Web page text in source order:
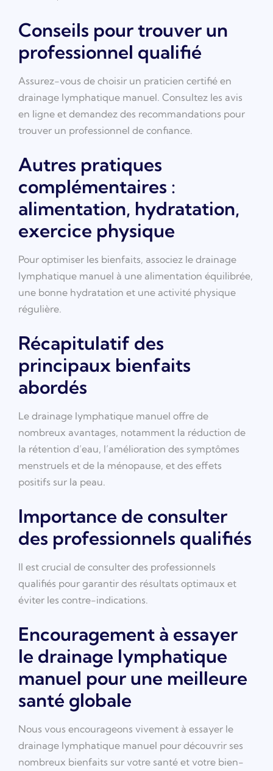
Conseils pour trouver un
professionnel qualifié
Assurez-vous de choisir un praticien certifié en
drainage lymphatique manuel. Consultez les avis
en ligne et demandez des recommandations pour
trouver un professionnel de confiance.
Autres pratiques
complémentaires :
alimentation, hydratation,
exercice physique
Pour optimiser les bienfaits, associez le drainage
lymphatique manuel à une alimentation équilibrée,
une bonne hydratation et une activité physique
régulière.
Récapitulatif des
principaux bienfaits
abordés
Le drainage lymphatique manuel offre de
nombreux avantages, notamment la réduction de
la rétention d’eau, l’amélioration des symptômes
menstruels et de la ménopause, et des effets
positifs sur la peau.
Importance de consulter
des professionnels qualifiés
Il est crucial de consulter des professionnels
qualifiés pour garantir des résultats optimaux et
éviter les contre-indications.
Encouragement à essayer
le drainage lymphatique
manuel pour une meilleure
santé globale
Nous vous encourageons vivement à essayer le
drainage lymphatique manuel pour découvrir ses
nombreux bienfaits sur votre santé et votre bien-